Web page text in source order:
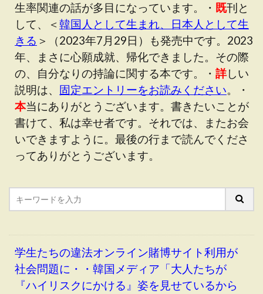
生率関連の話が多目になっています。・ 既刊と
して、＜韓国人として生まれ、日本人として生
きる ＞（2023年7月29日）も発売中です。2023
年、まさに心願成就、帰化できました。その際
の、自分なりの持論に関する本です。・ 詳しい
説明は、 固定エントリーをお読みください。・
本当にありがとうございます。書きたいことが
書けて、私は幸せ者です。それでは、またお会
いできますように。最後の行まで読んでくださ
ってありがとうございます。
学生たちの違法オンライン賭博サイト利用が
社会問題に・・韓国メディア「大人たちが
『ハイリスクにかける』姿を見せているから